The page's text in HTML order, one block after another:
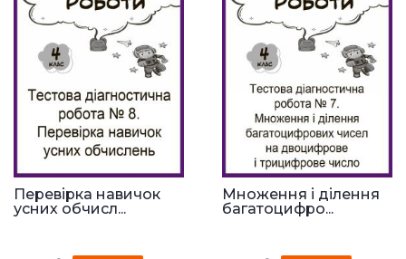
Перевірка навичок
усних обчисл...
Множення і ділення
багатоцифро...